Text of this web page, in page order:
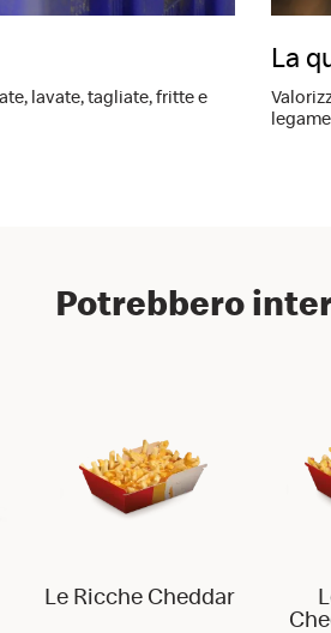
lavate, tagliate, fritte e
La
Potrebbero
Le Ricche Cheddar